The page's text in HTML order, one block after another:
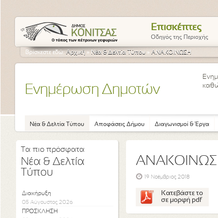
Επισκέπτες
Οδηγός της Περιοχής
Βρίσκεστε εδώ:Αρχική » Νέα & Δελτία Τύπου » ΑΝΑΚΟΙΝΩΣΗ
Ενημέρωση Δημοτών
Νέα & Δελτία Τύπου Αποφάσεις Δήμου Διαγωνισμοί & Έργα
Τα πιο πρόσφατα
Νέα & Δελτία
Τύπου
Διακήρυξη
05 Αύγουστος 2026
ΠΡΟΣΚΛΗΣΗ
19 Νοέμβριος 2018
Κατεβάστε το
σε μορφή pdf